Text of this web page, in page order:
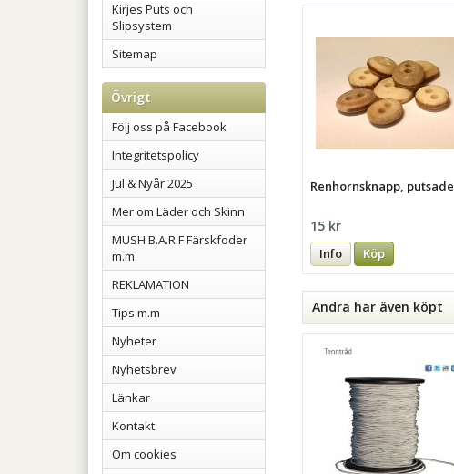
Kirjes Puts och
Slipsystem
Sitemap
Övrigt
Följ oss på Facebook
Integritetspolicy
Jul & Nyår 2025
Mer om Läder och Skinn
MUSH B.A.R.F Färskfoder
m.m.
REKLAMATION
Tips m.m
Nyheter
Nyhetsbrev
Länkar
Kontakt
Om cookies
Renhornsknapp, putsade
15 kr
Info Köp
Andra har även köpt